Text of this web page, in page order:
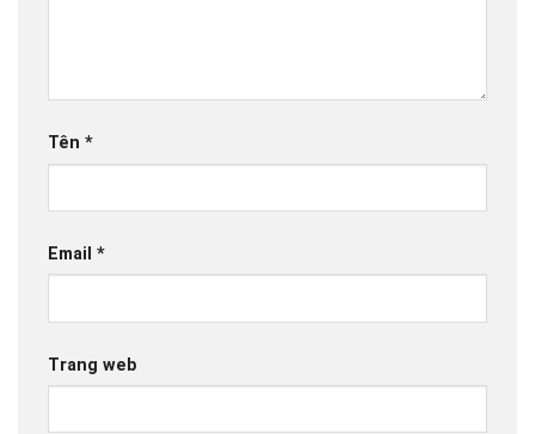
Tên *
Email *
Trang web